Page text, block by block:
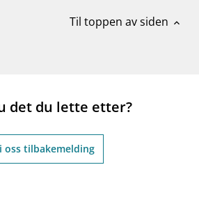
Til toppen av siden expand_less
det du lette etter?
oss tilbakemelding